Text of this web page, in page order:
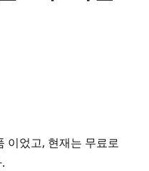
이었고, 현재는 무료로